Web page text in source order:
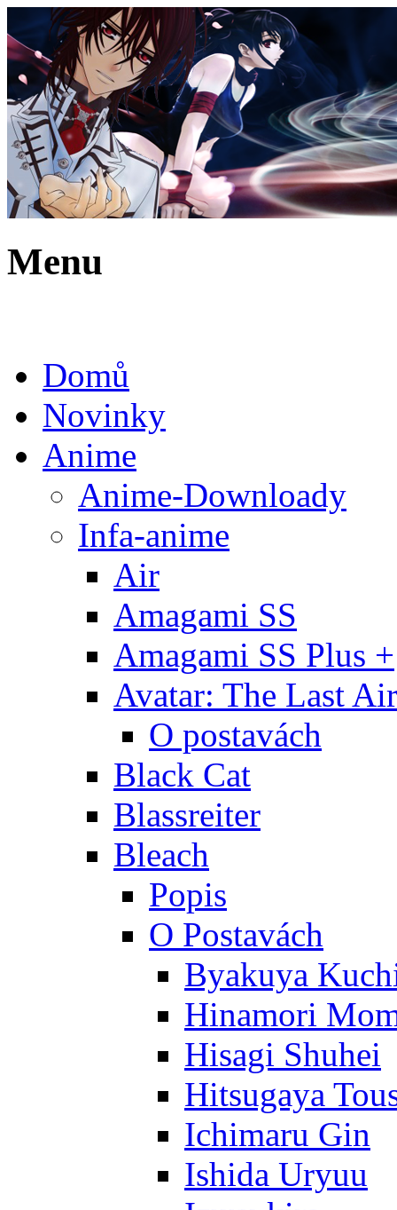
Menu
Domů
Novinky
Anime
Anime-Downloady
Infa-anime
Air
Amagami SS
Amagami SS Plus +
Avatar: The Last
O postavách
Black Cat
Blassreiter
Bleach
Popis
O Postavách
Byakuya
Hinamori
Hisagi Shuhei
Hitsugaya
Ichimaru Gin
Ishida Uryuu